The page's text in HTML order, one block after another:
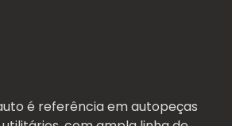
é referência em autopeças